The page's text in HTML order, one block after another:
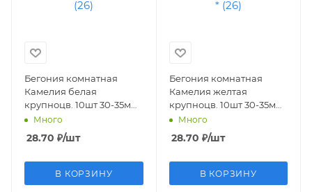
Бегония комнатная
Камелия белая
крупноцв. 10шт 30-35м
/849-1/ АЭ * (26)
Много
28.70 ₽/шт
В КОРЗИНУ
Бегония комнатная
Камелия желтая
крупноцв. 10шт 30-35м
/849/ АЭ * (26)
Много
28.70 ₽/шт
В КОРЗИНУ